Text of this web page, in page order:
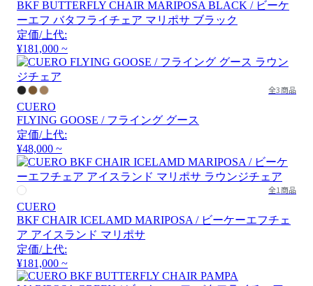
BKF BUTTERFLY CHAIR MARIPOSA BLACK / ビーケ
ーエフ バタフライチェア マリポサ ブラック
定価/上代:
¥181,000 ~
全3商品
CUERO
FLYING GOOSE / フライング グース
定価/上代:
¥48,000 ~
全1商品
CUERO
BKF CHAIR ICELAMD MARIPOSA / ビーケーエフチェ
ア アイスランド マリポサ
定価/上代:
¥181,000 ~